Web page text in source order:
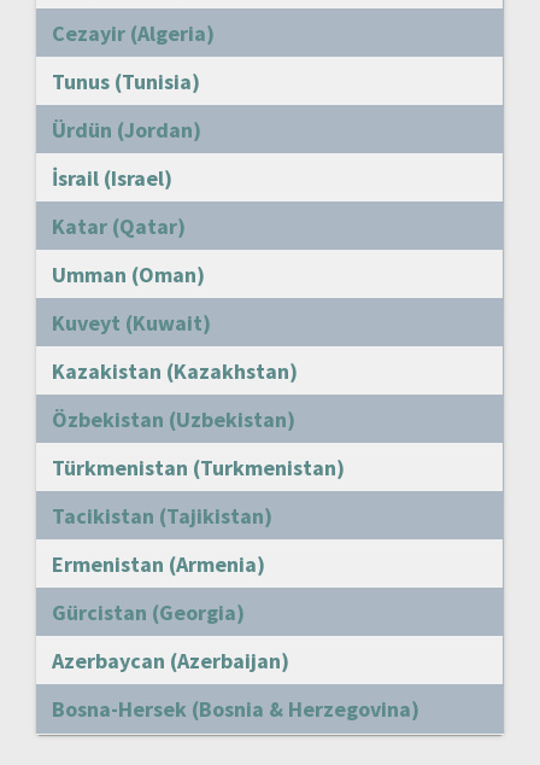
Cezayir (Algeria)
Tunus (Tunisia)
Ürdün (Jordan)
İsrail (Israel)
Katar (Qatar)
Umman (Oman)
Kuveyt (Kuwait)
Kazakistan (Kazakhstan)
Özbekistan (Uzbekistan)
Türkmenistan (Turkmenistan)
Tacikistan (Tajikistan)
Ermenistan (Armenia)
Gürcistan (Georgia)
Azerbaycan (Azerbaijan)
Bosna-Hersek (Bosnia & Herzegovina)